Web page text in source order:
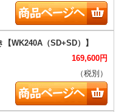
169,600円
（税別）